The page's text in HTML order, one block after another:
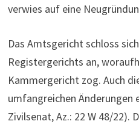
verwies auf eine
Das Amtsgericht schloss
Registergerichts an,
Kammergericht zog. Auch
umfangreichen Änderungen
Zivil­senat, Az.: 22 W 48/22).